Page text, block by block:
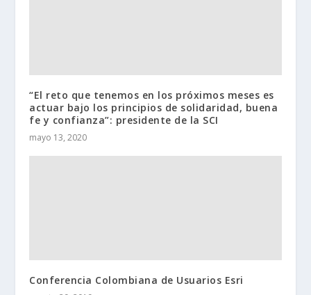
“El reto que tenemos en los próximos meses es
actuar bajo los principios de solidaridad, buena
fe y confianza”: presidente de la SCI
mayo 13, 2020
Conferencia Colombiana de Usuarios Esri